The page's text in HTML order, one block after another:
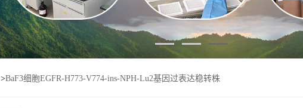
>BaF3细胞EGFR-H773-V774-ins-NPH-Lu2基因过表达稳转株